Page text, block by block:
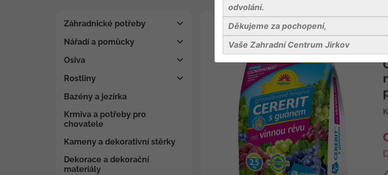
Záhradnické potřeby
Nářadí a pomůcky
Osiva
Rostliny
Bazény a jezírka
Krmiva a potřeby pro
chovatele
Kameny a dekorativní stěrky
Dekorace a dekorační
materiály
odvolání.
Děkujeme za pochopení,
Vaše Zahradní Centrum Jirkov